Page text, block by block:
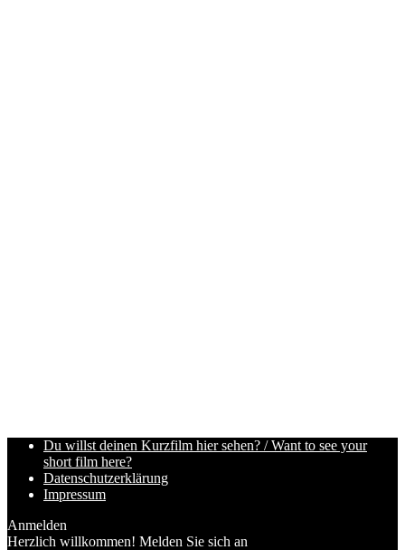
Du willst deinen Kurzfilm hier sehen? / Want to see your
short film here?
Datenschutzerklärung
Impressum
Anmelden
Herzlich willkommen! Melden Sie sich an